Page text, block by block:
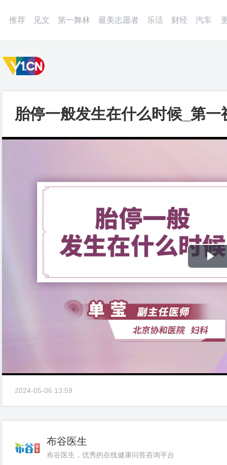
推荐 见文 第一舞林 最美志愿者 乐活 财经 汽车
胎停一般发生在什么时候_第一
2024-05-06 13:59
布谷医生
布谷医生，优秀的在线健康问答咨询平台